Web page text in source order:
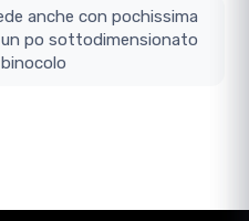
un po sottodimensionato